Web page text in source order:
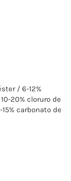
/ 6-12%
20% cloruro de
carbonato de